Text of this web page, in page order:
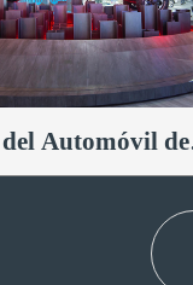
Automóvil de